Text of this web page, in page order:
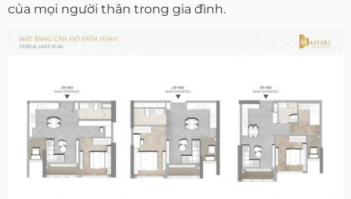
của mọi người thân trong gia đình.